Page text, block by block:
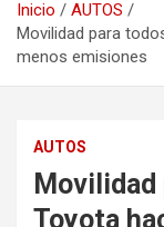
Inicio
AUTOS
Movilidad para
menos emisiones
AUTOS
Toyota